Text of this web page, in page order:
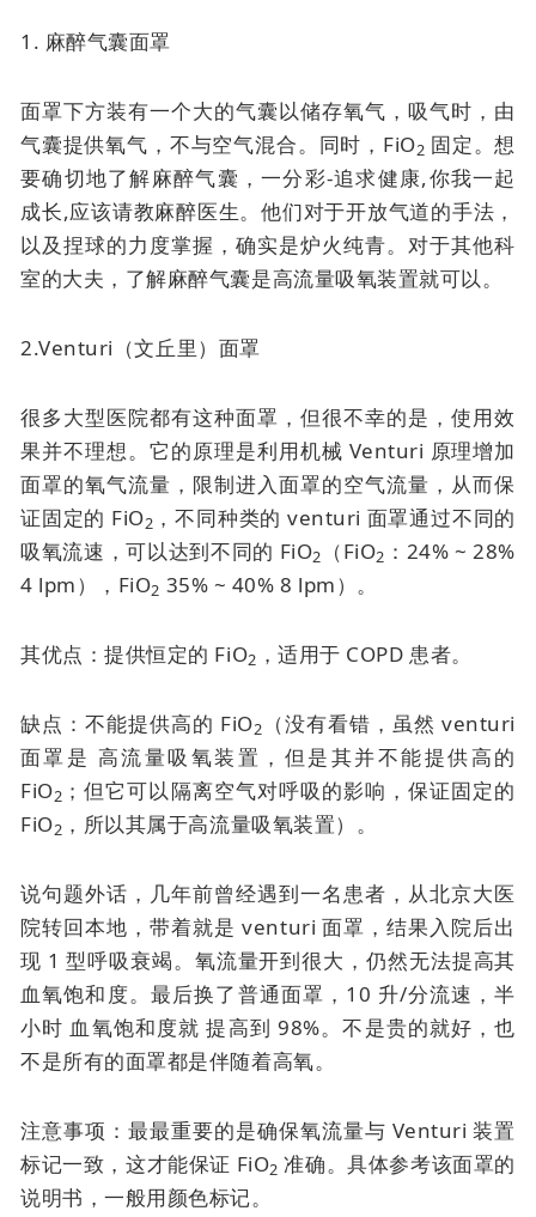
1. 麻醉气囊面罩
面罩下方装有一个大的气囊以储存氧气，吸气时，由
气囊提供氧气，不与空气混合。同时，FiO2 固定。想
要确切地了解麻醉气囊，一分彩-追求健康,你我一起
成长,应该请教麻醉医生。他们对于开放气道的手法，
以及捏球的力度掌握，确实是炉火纯青。对于其他科
室的大夫，了解麻醉气囊是高流量吸氧装置就可以。
2.Venturi（文丘里）面罩
很多大型医院都有这种面罩，但很不幸的是，使用效
果并不理想。它的原理是利用机械 Venturi 原理增加
面罩的氧气流量，限制进入面罩的空气流量，从而保
证固定的 FiO2 ，不同种类的 venturi 面罩通过不同的
吸氧流速，可以达到不同的 FiO2 （FiO2 ：24% ~ 28%
4 lpm），FiO2 35% ~ 40% 8 lpm）。
其优点：提供恒定的 FiO2 ，适用于 COPD 患者。
缺点：不能提供高的 FiO2 （没有看错，虽然venturi
面罩是 高流量吸氧装置，但是其并不能提供高的
FiO2 ；但它可以隔离空气对呼吸的影响，保证固定的
FiO2 ，所以其属于高流量吸氧装置）。
说句题外话，几年前曾经遇到一名患者，从北京大医
院转回本地，带着就是venturi 面罩 ，结果入院后出
现 1 型呼吸衰竭。氧流量开到很大，仍然无法提高其
血氧饱和度。最后换了普通面罩，10 升/分流速，半
小时 血氧饱和度就 提高到 98%。不是贵的就好，也
不是所有的面罩都是伴随着高氧。
注意事项：最最重要的是确保氧流量与 Venturi 装置
标记一致，这才能保证 FiO2 准确。具体参考该面罩的
说明书，一般用颜色标记。